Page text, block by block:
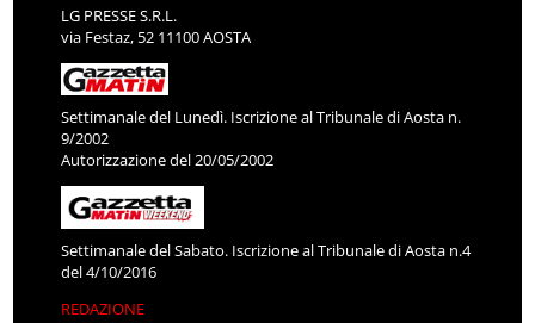
LG PRESSE S.R.L.
via Festaz, 52 11100 AOSTA
Settimanale del Lunedì. Iscrizione al Tribunale di Aosta n.
9/2002
Autorizzazione del 20/05/2002
Settimanale del Sabato. Iscrizione al Tribunale di Aosta n.4
del 4/10/2016
REDAZIONE